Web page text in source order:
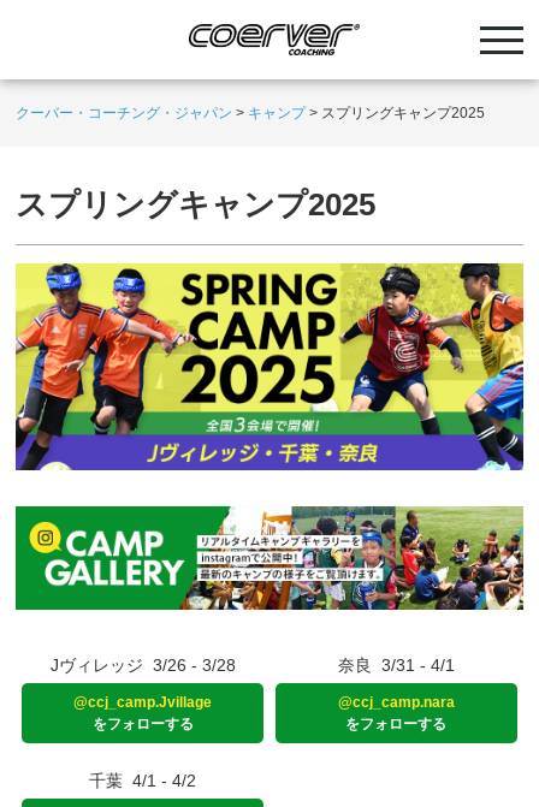
クーバー・コーチング・ジャパン > キャンプ> スプリングキャンプ2025
スプリングキャンプ2025
Jヴィレッジ 3/26 - 3/28
@ccj_camp.Jvillage
をフォローする
奈良 3/31 - 4/1
@ccj_camp.nara
をフォローする
千葉 4/1 - 4/2